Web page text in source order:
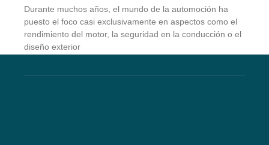
Durante muchos años, el mundo de la automoción ha
puesto el foco casi exclusivamente en aspectos como el
rendimiento del motor, la seguridad en la conducción o el
diseño exterior